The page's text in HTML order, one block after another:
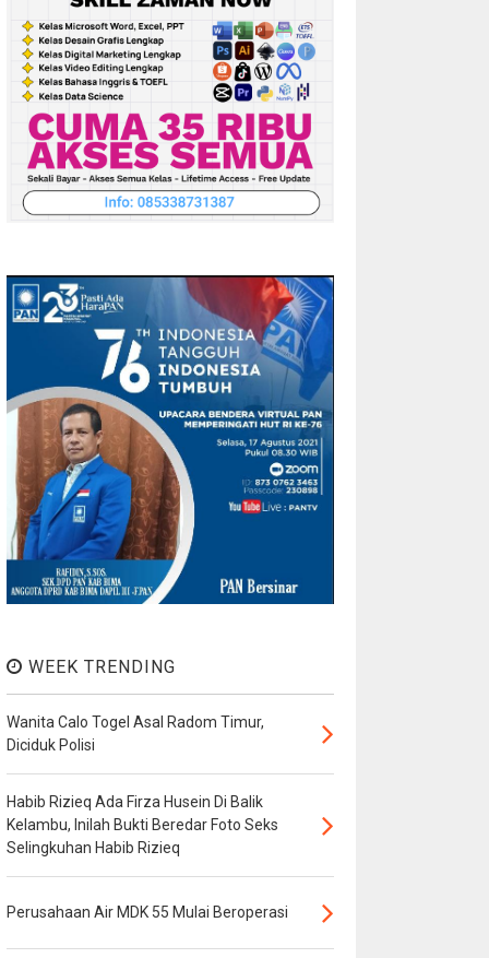
WEEK TRENDING
Wanita Calo Togel Asal Radom Timur,
Diciduk Polisi
Habib Rizieq Ada Firza Husein Di Balik
Kelambu, Inilah Bukti Beredar Foto Seks
Selingkuhan Habib Rizieq
Perusahaan Air MDK 55 Mulai Beroperasi